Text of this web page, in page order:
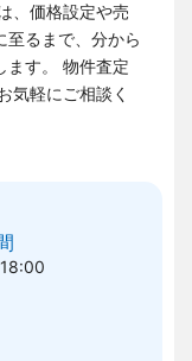
、価格設定や売
至るまで、分から
ます。 物件査定
気軽にご相談く